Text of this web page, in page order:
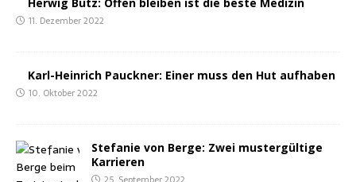
11. Dezember 2022
Karl-Hein­rich Pauck­ner: Einer muss den Hut aufhaben
10. Oktober 2022
Ste­fa­nie von Ber­ge: Zwei mus­ter­gül­ti­ge
Karrieren